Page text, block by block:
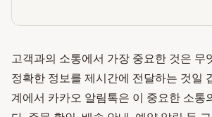
고객과의 소통에서 가장 중요한 것은 무
정확한 정보를 제시간에 전달하는 것일
계에서 카카오 알림톡은 이 중요한 소통